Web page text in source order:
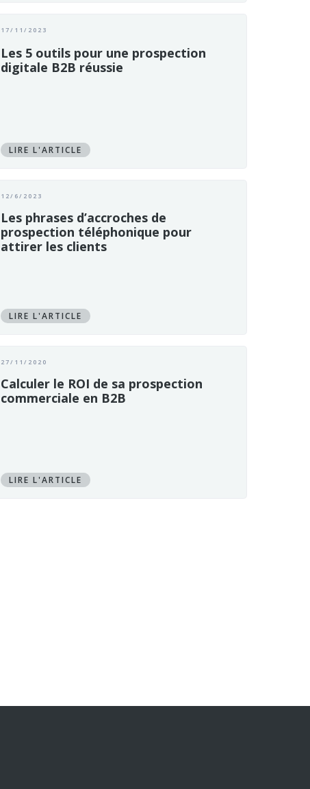
17/11/2023
Les 5 outils pour une prospection
digitale B2B réussie
LIRE L'ARTICLE
12/6/2023
Les phrases d’accroches de
prospection téléphonique pour
attirer les clients
LIRE L'ARTICLE
27/11/2020
Calculer le ROI de sa prospection
commerciale en B2B
LIRE L'ARTICLE